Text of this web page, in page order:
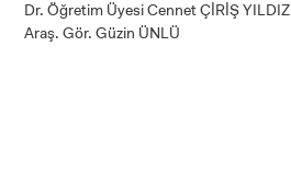
LİSANSÜSTÜ EĞİTİM ENSTİTÜSÜ
Dr. Öğretim Üyesi Cennet ÇİRİŞ YILDIZ
Araş. Gör. Güzin ÜNLÜ